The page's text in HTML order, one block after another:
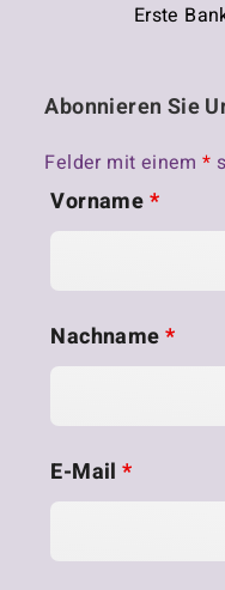
Erste
Abonnieren Sie
Felder mit einem*
Vorname*
Nachname*
E-Mail*